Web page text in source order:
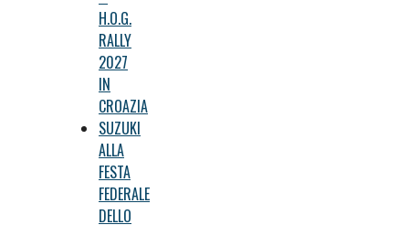
H.O.G.
RALLY
2027
IN
CROAZIA
SUZUKI
ALLA
FESTA
FEDERALE
DELLO